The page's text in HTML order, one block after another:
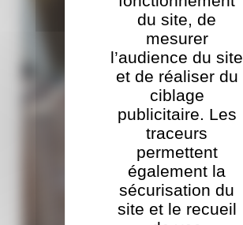
du site, de
mesurer
l’audience du site
et de réaliser du
ciblage
publicitaire. Les
traceurs
permettent
également la
sécurisation du
site et le recueil
TBO s'adosse au groupe ORT